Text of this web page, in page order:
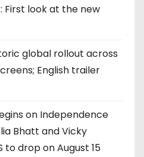
First look at the new
global rollout across
English trailer
on Independence
Bhatt and Vicky
to drop on August 15